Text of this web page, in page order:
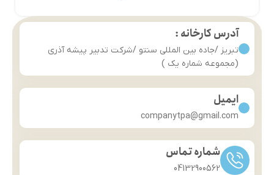
آدرس کارخانه :
تبریز /جاده بین المللی سنتو /شرکت تدبیر پیشه آذری
(مجموعه شماره یک )
ایمیل
companytpa@gmail.com
شماره تماس
04132900562